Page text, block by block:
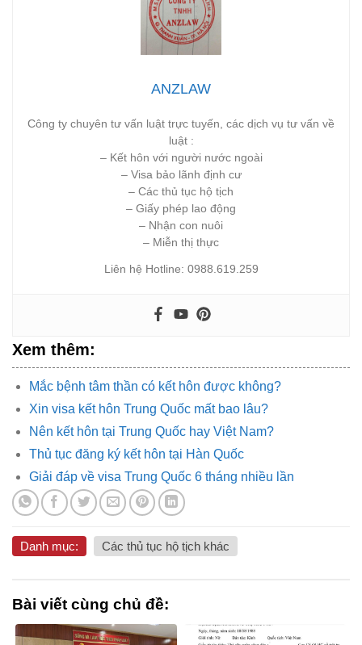
ANZLAW
Công ty chuyên tư vấn luật trực tuyến, các dịch vụ tư vấn về
luật :
– Kết hôn với người nước ngoài
– Visa bảo lãnh định cư
– Các thủ tục hộ tịch
– Giấy phép lao động
– Nhận con nuôi
– Miễn thị thực
Liên hệ Hotline: 0988.619.259
Xem thêm:
Mắc bệnh tâm thần có kết hôn được không?
Xin visa kết hôn Trung Quốc mất bao lâu?
Nên kết hôn tại Trung Quốc hay Việt Nam?
Thủ tục đăng ký kết hôn tại Hàn Quốc
Giải đáp về visa Trung Quốc 6 tháng nhiều lần
Danh mục: Các thủ tục hộ tịch khác
Bài viết cùng chủ đề: